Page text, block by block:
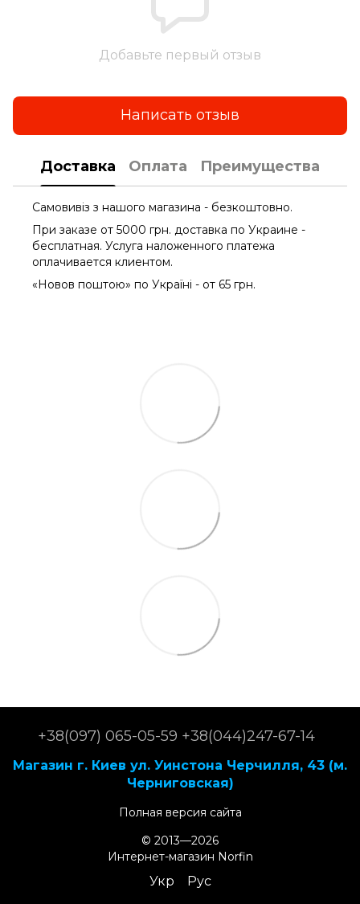
Добавьте первый отзыв
Написать отзыв
Доставка Оплата Преимущества
Самовивіз з нашого магазина - безкоштовно.
При заказе от 5000 грн. доставка по Украине -
бесплатная. Услуга наложенного платежа
оплачиваетcя клиентом.
«Новов поштою» по Україні - от 65 грн.
+38(097) 065-05-59 +38(044)247-67-14
Магазин г. Киев ул. Уинстона Черчилля, 43 (м.
Черниговская)
Полная версия сайта
© 2013—2026
Интернет-магазин Norfin
Укр Рус